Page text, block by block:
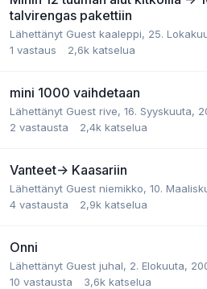
talvirengas pakettiin
Lähettänyt Guest kaaleppi, 25.
1 vastaus 2,6k katselua
mini 1000 vaihdetaan
Lähettänyt Guest rive, 16. Syyskuuta,
2 vastausta 2,4k katselua
Vanteet-> Kaasariin
Lähettänyt Guest niemikko, 10.
4 vastausta 2,9k katselua
Onni
Lähettänyt Guest juhal, 2. Elokuuta,
10 vastausta 3,6k katselua